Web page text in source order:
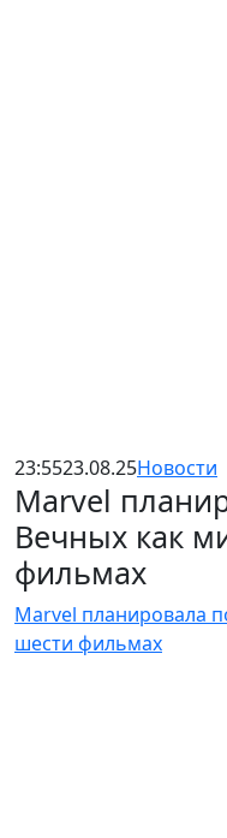
23:5523.08.25Новости
Marvel
Вечных как
фильмах
Marvel планировала
шести фильмах